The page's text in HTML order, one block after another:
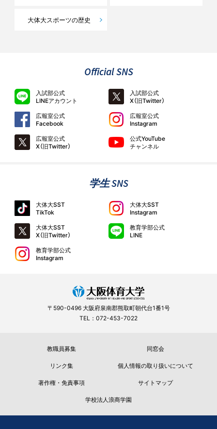
大体大スポーツの歴史
Official SNS
入試部公式
LINEアカウント
入試部公式
X（旧Twitter）
広報室公式
Facebook
広報室公式
Instagram
広報室公式
X（旧Twitter）
公式YouTube
チャンネル
学生 SNS
大体大SST
TikTok
大体大SST
Instagram
大体大SST
X（旧Twitter）
教育学部公式
LINE
教育学部公式
Instagram
〒590-0496 大阪府泉南郡熊取町朝代台1番1号
TEL：072-453-7022
教職員募集
同窓会
リンク集
個人情報の取り扱いについて
著作権・免責事項
サイトマップ
学校法人浪商学園